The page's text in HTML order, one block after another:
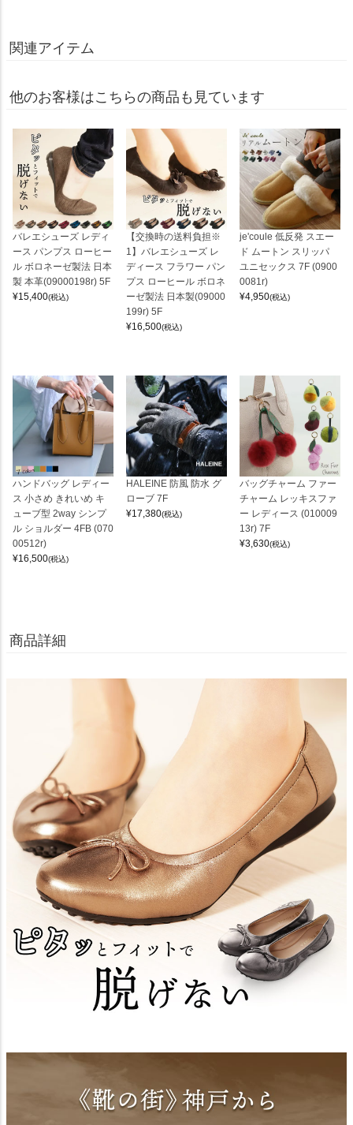
関連アイテム
他のお客様はこちらの商品も見ています
バレエシューズ レディ
ース パンプス ローヒー
ル ボロネーゼ製法 日本
製 本革(09000198r) 5F
¥15,400(税込)
【交換時の送料負担※
1】バレエシューズ レ
ディース フラワー パン
プス ローヒール ボロネ
ーゼ製法 日本製(09000
199r) 5F
¥16,500(税込)
je'coule 低反発 スエー
ド ムートン スリッパ
ユニセックス 7F (0900
0081r)
¥4,950(税込)
ハンドバッグ レディー
ス 小さめ きれいめ キ
ューブ型 2way シンプ
ル ショルダー 4FB (070
00512r)
¥16,500(税込)
HALEINE 防風 防水 グ
ローブ 7F
¥17,380(税込)
バッグチャーム ファー
チャーム レッキスファ
ー レディース (010009
13r) 7F
¥3,630(税込)
商品詳細